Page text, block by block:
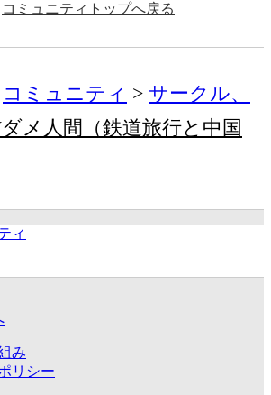
コミュニティトップへ戻る
コミュニティ
サークル、
メ人間（鉄道旅行と中国
ィ
み
リシー